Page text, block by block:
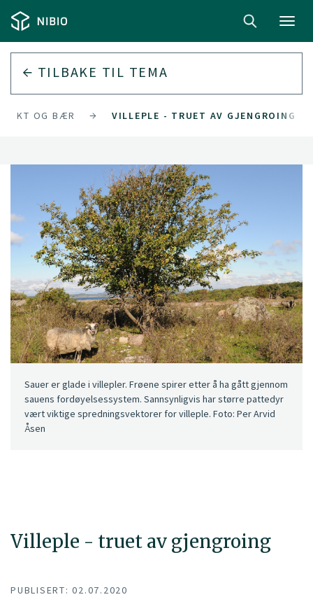
TILBAKE TIL TEMA
OG BÆR VILLEPLE - TRUET AV GJENGROING
Villeple - truet av gjengroing
Sauer er glade i villepler. Frøene spirer etter å ha gått gjennom
sauens fordøyelsessystem. Sannsynligvis har større pattedyr
vært viktige spredningsvektorer for villeple. Foto: Per Arvid
Åsen
PUBLISERT: 02.07.2020